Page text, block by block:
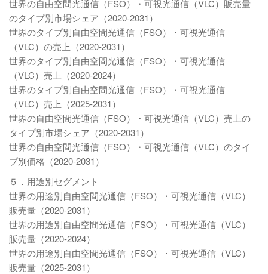
世界の自由空間光通信（FSO）・可視光通信（VLC）販売量
のタイプ別市場シェア（2020-2031）
世界のタイプ別自由空間光通信（FSO）・可視光通信
（VLC）の売上（2020-2031）
世界のタイプ別自由空間光通信（FSO）・可視光通信
（VLC）売上（2020-2024）
世界のタイプ別自由空間光通信（FSO）・可視光通信
（VLC）売上（2025-2031）
世界の自由空間光通信（FSO）・可視光通信（VLC）売上の
タイプ別市場シェア（2020-2031）
世界の自由空間光通信（FSO）・可視光通信（VLC）のタイ
プ別価格（2020-2031）
５．用途別セグメント
世界の用途別自由空間光通信（FSO）・可視光通信（VLC）
販売量（2020-2031）
世界の用途別自由空間光通信（FSO）・可視光通信（VLC）
販売量（2020-2024）
世界の用途別自由空間光通信（FSO）・可視光通信（VLC）
販売量（2025-2031）